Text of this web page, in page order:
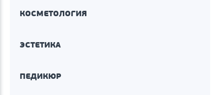
КОСМЕТОЛОГИЯ
ЭСТЕТИКА
ПЕДИКЮР